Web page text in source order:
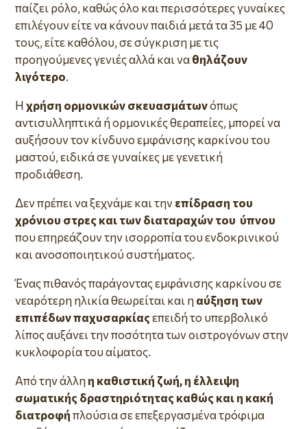
παίζει ρόλο, καθώς όλο και περισσότερες γυναίκες
επιλέγουν είτε να κάνουν παιδιά μετά τα 35 με 40
τους, είτε καθόλου, σε σύγκριση με τις
προηγούμενες γενιές αλλά και ναθηλάζουν
λιγότερο.
Ηχρήση ορμονικών σκευασμάτωνόπως
αντισυλληπτικά ή ορμονικές θεραπείες, μπορεί να
αυξήσουν τον κίνδυνο εμφάνισης καρκίνου του
μαστού, ειδικά σε γυναίκες με γενετική
προδιάθεση.
Δεν πρέπει να ξεχνάμε και την επίδραση του
χρόνιου στρες και των διαταραχών του ύπνου
που επηρεάζουν την ισορροπία του ενδοκρινικού
και ανοσοποιητικού συστήματος.
Ένας πιθανός παράγοντας εμφάνισης καρκίνου σε
νεαρότερη ηλικία θεωρείται και ηαύξηση των
επιπέδων παχυσαρκίαςεπειδή το υπερβολικό
λίπος αυξάνει την ποσότητα των οιστρογόνων στην
κυκλοφορία του αίματος.
Από την άλληη καθιστική ζωή, η έλλειψη
σωματικής δραστηριότητας καθώς και η κακή
διατροφήπλούσια σε επεξεργασμένα τρόφιμα